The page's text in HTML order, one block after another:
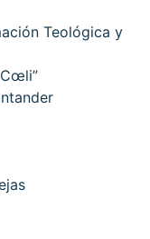
Teológica y
Cœli”